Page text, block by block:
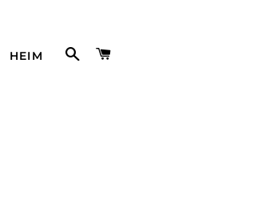
HEIM LEITA